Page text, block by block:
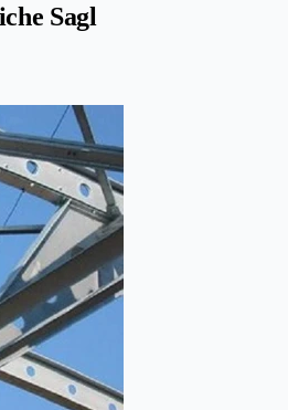
Sagl